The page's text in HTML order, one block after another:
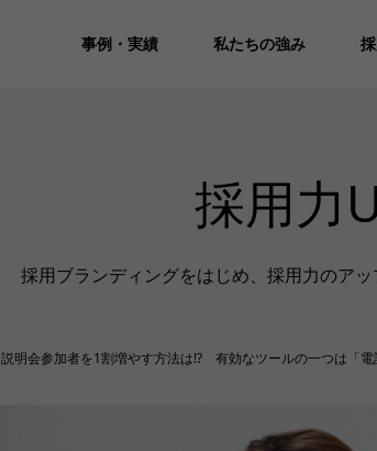
事例・実績 私たちの強み
採用力
採用ブランディングをはじめ、採用力のア
説明会参加者を1割増やす方法は!? 有効なツールの一つは「電